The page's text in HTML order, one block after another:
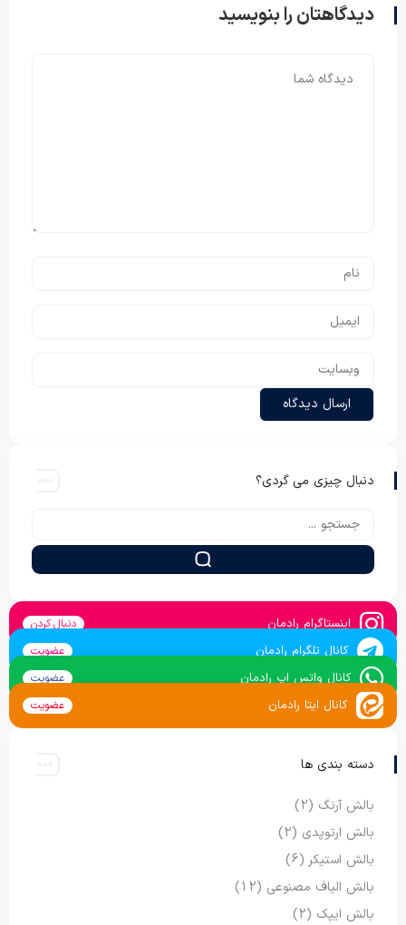
دیدگاهتان را بنویسید
دنبال چیزی می گردی؟
اینستاگرام رادمان دنبال کردن
کانال تلگرام رادمان عضویت
کانال واتس اپ رادمان عضویت
کانال ایتا رادمان عضویت
دسته بندی ها
بالش آرنگ (2)
بالش ارتوپدی (2)
بالش استیکر (6)
بالش الیاف مصنوعی (12)
بالش ایپک (2)